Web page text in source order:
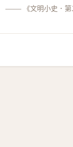
—— 《文明小史．第